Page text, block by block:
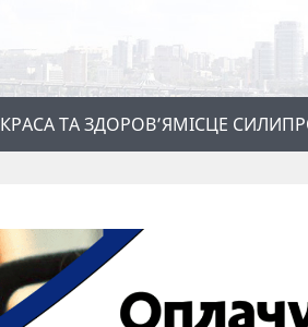
КРАСА ТА ЗДОРОВ’ЯМІСЦЕ СИЛИ